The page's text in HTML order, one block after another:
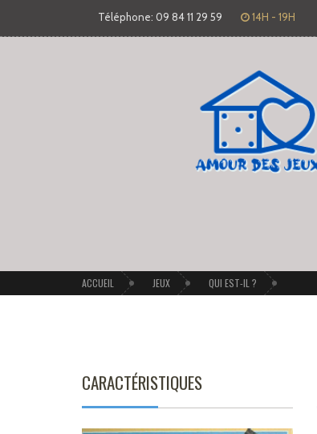
Téléphone: 09 84 11 29 59 14H - 19H
ACCUEIL JEUX QUI EST-IL ?
CARACTÉRISTIQUES